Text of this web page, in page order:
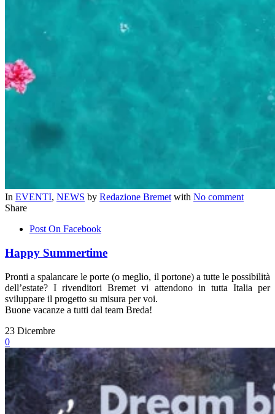
In EVENTI, NEWS by Redazione Bremet with No comment
Share
Post On Facebook
Happy Summertime
Pronti a spalancare le porte (o meglio, il portone) a tutte le possibilità
dell’estate? I rivenditori Bremet vi attendono in tutta Italia per
sviluppare il progetto su misura per voi.
Buone vacanze a tutti dal team Breda!
23 Dicembre
0